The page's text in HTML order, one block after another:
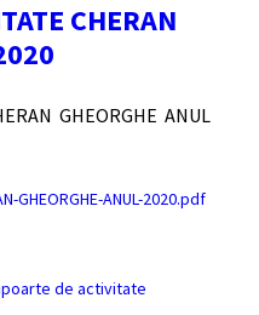
CHERAN
GHEORGHE ANUL
GHEORGHE-ANUL-2020.pdf
de activitate